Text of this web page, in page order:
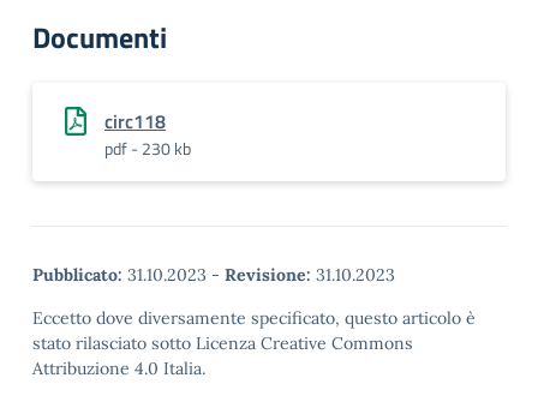
Documenti
circ118
pdf - 230 kb
Pubblicato: 31.10.2023 - Revisione: 31.10.2023
Eccetto dove diversamente specificato, questo articolo è
stato rilasciato sotto Licenza Creative Commons
Attribuzione 4.0 Italia.